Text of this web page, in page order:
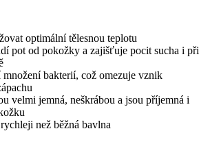
optimální tělesnou teplotu
pot od pokožky a zajišťuje pocit sucha i při
množení bakterií, což omezuje vznik
velmi jemná, neškrábou a jsou příjemná i
než běžná bavlna